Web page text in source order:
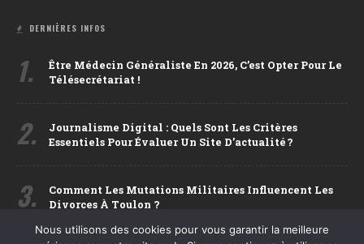
DERNIÈRES INFOS
1.
Être Médecin Généraliste En 2026, C’est Opter Pour Le
Télésecrétariat !
2.
Journalisme Digital : Quels Sont Les Critères
Essentiels Pour Évaluer Un Site D’actualité ?
3.
Comment Les Mutations Militaires Influencent Les
Divorces À Toulon ?
Nous utilisons des cookies pour vous garantir la meilleure